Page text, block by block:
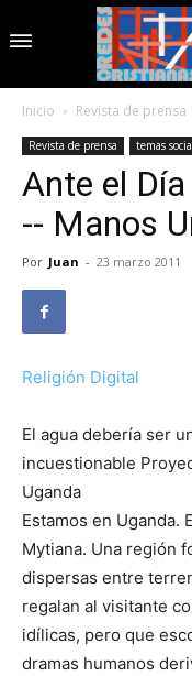
Inicio Revista de prensa
Revista de prensa temas
Ante el
-- Manos
Por Juan - 23 marzo 2011
Religión Digital
El agua debería ser
incuestionable
Uganda
Estamos en Uganda.
Mytiana. Una región
dispersas entre
regalan al visitante
idílicas, pero que
dramas humanos